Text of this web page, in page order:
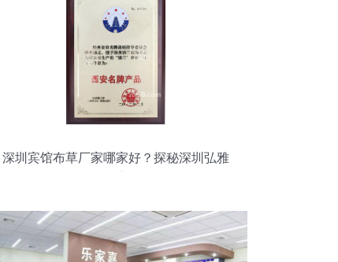
深圳宾馆布草厂家哪家好？探秘深圳弘雅